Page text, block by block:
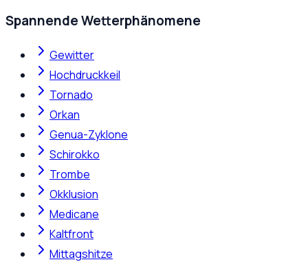
Spannende Wetterphänomene
Gewitter
Hochdruckkeil
Tornado
Orkan
Genua-Zyklone
Schirokko
Trombe
Okklusion
Medicane
Kaltfront
Mittagshitze